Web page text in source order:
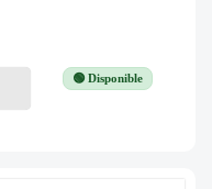
🟢 Disponible